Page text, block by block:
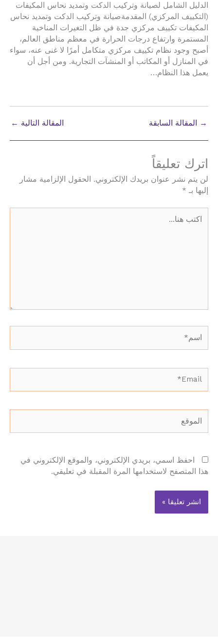
الدليل الشامل لصيانة وتركيب الدكت وتمديد نحاس المكيفات
(التكييف المركزي) المقدمةصيانة وتركيب الدكت وتمديد نحاس
المكيفات تكييف مركزي جدة في ظل التغيرات المناخية
المستمرة وارتفاع درجات الحرارة في معظم مناطق العالم،
أصبح وجود نظام تكييف مركزي متكامل أمرًا لا غنى عنه، سواء
في المنازل أو المكاتب أو المنشآت التجارية. ومن أجل أن
يعمل هذا النظام…
→ المقالة السابقة المقالة التالية ←
اترك تعليقاً
لن يتم نشر عنوان بريدك الإلكتروني.
الحقول الإلزامية مشار
إليها بـ *
هنا...
احفظ اسمي، بريدي الإلكتروني، والموقع الإلكتروني في
هذا المتصفح لاستخدامها المرة المقبلة في تعليقي.